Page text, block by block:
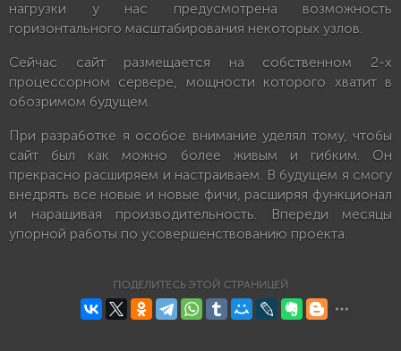
нагрузки у нас предусмотрена возможность
горизонтального масштабирования некоторых узлов.
Сейчас сайт размещается на собственном 2-х
процессорном сервере, мощности которого хватит в
обозримом будущем.
При разработке я особое внимание уделял тому, чтобы
сайт был как можно более живым и гибким. Он
прекрасно расширяем и настраиваем. В будущем я смогу
внедрять все новые и новые фичи, расширяя функционал
и наращивая производительность. Впереди месяцы
упорной работы по усовершенствованию проекта.
ПОДЕЛИТЕСЬ ЭТОЙ СТРАНИЦЕЙ